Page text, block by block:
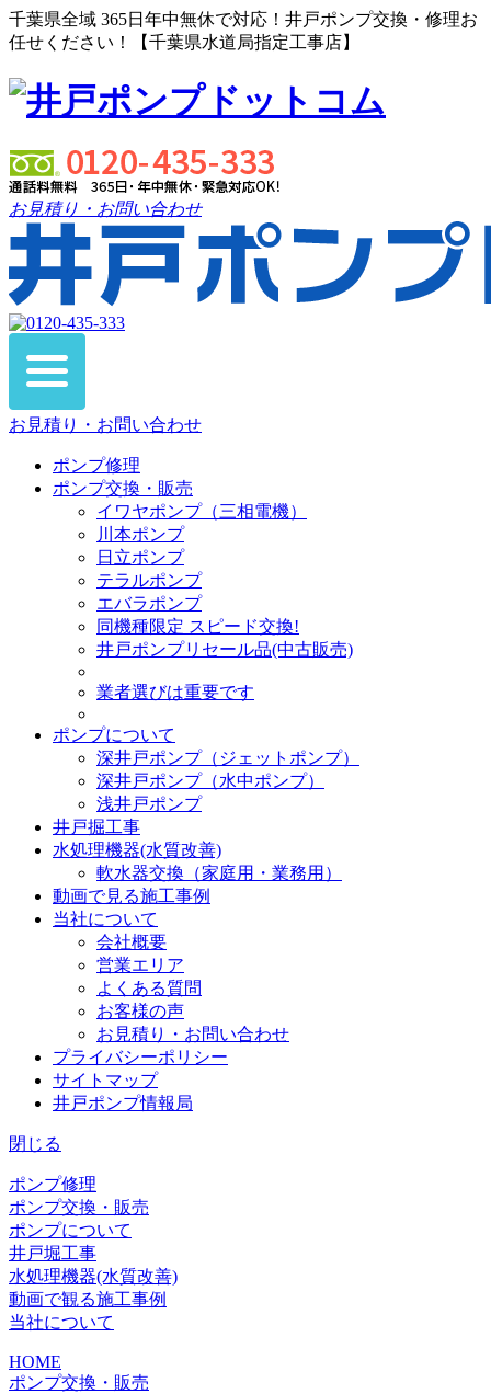
千葉県全域 365日年中無休で対応！井戸ポンプ交換・修理お
任せください！【千葉県水道局指定工事店】
お見積り・お問い合わせ
お見積り・お問い合わせ
ポンプ修理
ポンプ交換・販売
イワヤポンプ（三相電機）
川本ポンプ
日立ポンプ
テラルポンプ
エバラポンプ
同機種限定 スピード交換!
井戸ポンプリセール品(中古販売)
業者選びは重要です
ポンプについて
深井戸ポンプ（ジェットポンプ）
深井戸ポンプ（水中ポンプ）
浅井戸ポンプ
井戸掘工事
水処理機器(水質改善)
軟水器交換（家庭用・業務用）
動画で見る施工事例
当社について
会社概要
営業エリア
よくある質問
お客様の声
お見積り・お問い合わせ
プライバシーポリシー
サイトマップ
井戸ポンプ情報局
閉じる
ポンプ修理
ポンプ交換・販売
ポンプについて
井戸堀工事
水処理機器(水質改善)
動画で観る施工事例
当社について
HOME
ポンプ交換・販売